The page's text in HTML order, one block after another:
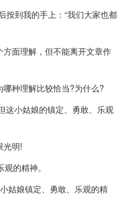
按到我的手上：“我们大家也都
面理解，但不能离开文章作
种理解比较恰当?为什么?
这小姑娘的镇定、勇敢、乐观
光明!
的精神。
姑娘镇定、勇敢、乐观的精